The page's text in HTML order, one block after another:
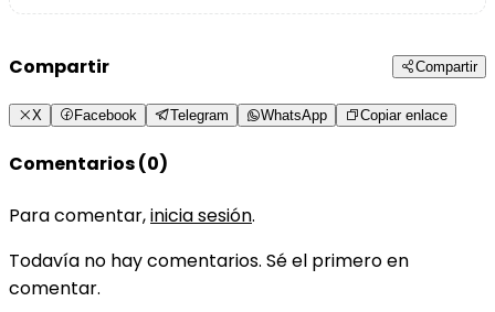
Compartir Compartir
X Facebook Telegram WhatsApp Copiar enlace
Comentarios (0)
Para comentar,inicia sesión.
Todavía no hay comentarios. Sé el primero en
comentar.